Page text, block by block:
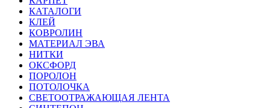
КАТАЛОГИ
КЛЕЙ
КОВРОЛИН
МАТЕРИАЛ ЭВА
НИТКИ
ОКСФОРД
ПОРОЛОН
ПОТОЛОЧКА
СВЕТООТРАЖАЮЩАЯ ЛЕНТА